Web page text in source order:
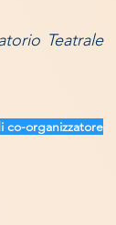
Teatrale
co-organizzatore